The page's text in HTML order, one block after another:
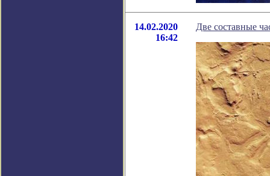
14.02.2020
16:42
Две составные